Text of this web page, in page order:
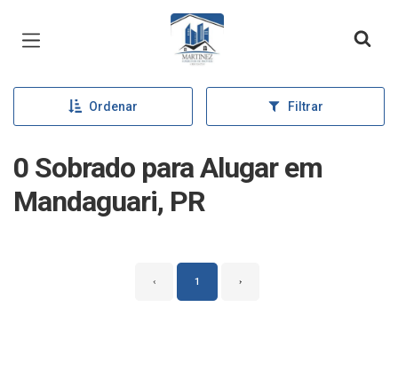
Página inicial
Ordenar Filtrar
0 Sobrado para Alugar em
Mandaguari, PR
‹ 1 ›